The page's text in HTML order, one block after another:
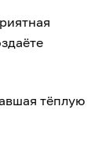
тёплую